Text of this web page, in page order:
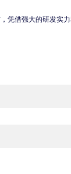
凭借强大的研发实